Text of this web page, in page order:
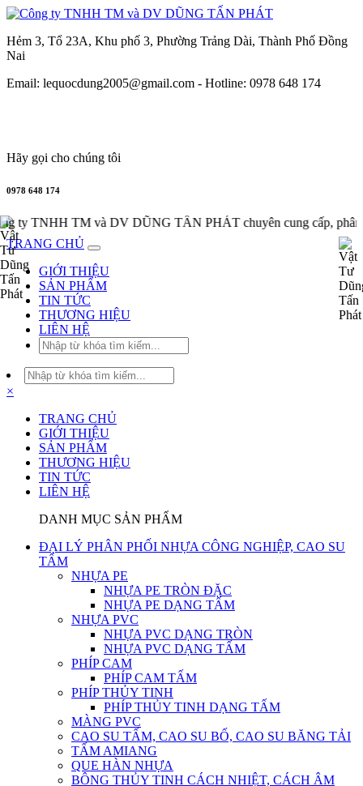
Hẻm 3, Tổ 23A, Khu phố 3, Phường Trảng Dài, Thành Phố Đồng
Nai
Email: lequocdung2005@gmail.com - Hotline: 0978 648 174
Hãy gọi cho chúng tôi
0978 648 174
TNHH TM và DV DŨNG TẤN PHÁT chuyên cung cấp, phân
TRANG CHỦ
GIỚI THIỆU
SẢN PHẨM
TIN TỨC
THƯƠNG HIỆU
LIÊN HỆ
×
TRANG CHỦ
GIỚI THIỆU
SẢN PHẨM
THƯƠNG HIỆU
TIN TỨC
LIÊN HỆ
DANH MỤC SẢN PHẨM
ĐẠI LÝ PHÂN PHỐI NHỰA CÔNG NGHIỆP, CAO SU
TẤM
NHỰA PE
NHỰA PE TRÒN ĐẶC
NHỰA PE DẠNG TẤM
NHỰA PVC
NHỰA PVC DẠNG TRÒN
NHỰA PVC DẠNG TẤM
PHÍP CAM
PHÍP CAM TẤM
PHÍP THỦY TINH
PHÍP THỦY TINH DẠNG TẤM
MÀNG PVC
CAO SU TẤM, CAO SU BỐ, CAO SU BĂNG TẢI
TẤM AMIANG
QUE HÀN NHỰA
BÔNG THỦY TINH CÁCH NHIỆT, CÁCH ÂM